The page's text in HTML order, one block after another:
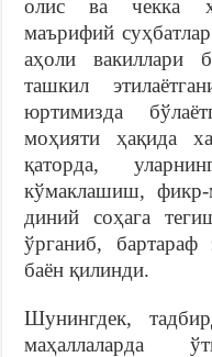
олис ва чекка
маърифий
аҳоли вакиллари
ташкил
юртимизда
моҳияти ҳақида
қаторда,
кўмаклашиш, фикр-
диний соҳага
ўрганиб,
баён қилинди.
Шунингдек,
маҳаллаларда